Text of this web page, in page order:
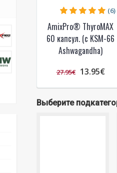
AmixPro® ThyroMAX
60 капсул. (с KSM-66
Ashwagandha)
(6)
27.95€ 13.95€
Выберите